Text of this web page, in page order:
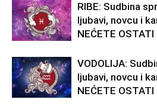
RIBE: Sudbina
ljubavi, novcu i
NEĆETE OSTATI
VODOLIJA:
ljubavi, novcu i
NEĆETE OSTATI